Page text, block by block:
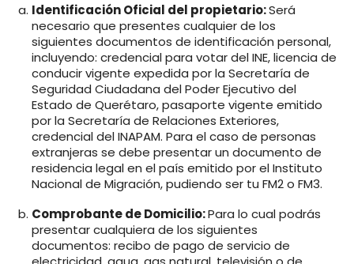
Identificación Oficial del propietario:Será
necesario que presentes cualquier de los
siguientes documentos de identificación personal,
incluyendo: credencial para votar del INE, licencia de
conducir vigente expedida por la Secretaría de
Seguridad Ciudadana del Poder Ejecutivo del
Estado de Querétaro, pasaporte vigente emitido
por la Secretaría de Relaciones Exteriores,
credencial del INAPAM. Para el caso de personas
extranjeras se debe presentar un documento de
residencia legal en el país emitido por el Instituto
Nacional de Migración, pudiendo ser tu FM2 o FM3.
Comprobante de Domicilio:Para lo cual podrás
presentar cualquiera de los siguientes
documentos: recibo de pago de servicio de